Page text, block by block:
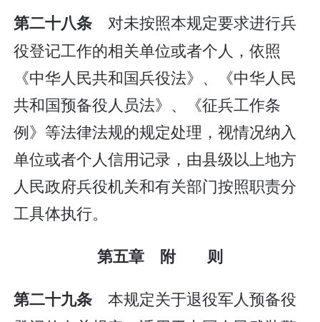
第二十八条对未按照本规定要求进行兵
役登记工作的相关单位或者个人，依照
《中华人民共和国兵役法》、《中华人民
共和国预备役人员法》、《征兵工作条
例》等法律法规的规定处理，视情况纳入
单位或者个人信用记录，由县级以上地方
人民政府兵役机关和有关部门按照职责分
工具体执行。
第五章 附 则
第二十九条 本规定关于退役军人预备役